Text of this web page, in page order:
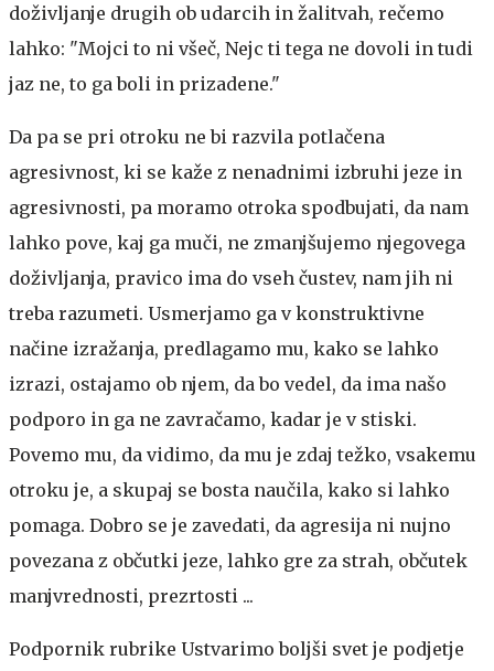
doživljanje drugih ob udarcih in žalitvah, rečemo
lahko: "Mojci to ni všeč, Nejc ti tega ne dovoli in tudi
jaz ne, to ga boli in prizadene."
Da pa se pri otroku ne bi razvila potlačena
agresivnost, ki se kaže z nenadnimi izbruhi jeze in
agresivnosti, pa moramo otroka spodbujati, da nam
lahko pove, kaj ga muči, ne zmanjšujemo njegovega
doživljanja, pravico ima do vseh čustev, nam jih ni
treba razumeti. Usmerjamo ga v konstruktivne
načine izražanja, predlagamo mu, kako se lahko
izrazi, ostajamo ob njem, da bo vedel, da ima našo
podporo in ga ne zavračamo, kadar je v stiski.
Povemo mu, da vidimo, da mu je zdaj težko, vsakemu
otroku je, a skupaj se bosta naučila, kako si lahko
pomaga. Dobro se je zavedati, da agresija ni nujno
povezana z občutki jeze, lahko gre za strah, občutek
manjvrednosti, prezrtosti ...
Podpornik rubrike Ustvarimo boljši svet je podjetje